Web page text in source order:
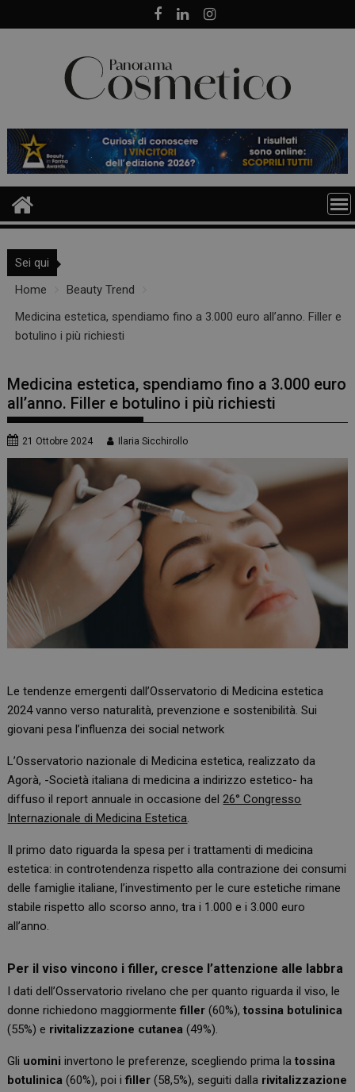
to
Sei qui
Home
Beauty Trend
Medicina estetica, spendiamo fino a 3.000 euro all’anno. Filler e
botulino i più richiesti
Medicina estetica, spendiamo fino a 3.000 euro
all’anno. Filler e botulino i più richiesti
21 Ottobre 2024 Ilaria Sicchirollo
Le tendenze emergenti dall’Osservatorio di Medicina estetica
2024 vanno verso naturalità, prevenzione e sostenibilità. Sui
giovani pesa l’influenza dei social network
L’Osservatorio nazionale di Medicina estetica, realizzato da
Agorà, -Società italiana di medicina a indirizzo estetico- ha
diffuso il report annuale in occasione del26° Congresso
Internazionale di Medicina Estetica.
Il primo dato riguarda la spesa per i trattamenti di medicina
estetica: in controtendenza rispetto alla contrazione dei consumi
delle famiglie italiane, l’investimento per le cure estetiche rimane
stabile rispetto allo scorso anno, tra i 1.000 e i 3.000 euro
all’anno.
Per il viso vincono i filler, cresce l’attenzione alle labbra
I dati dell’Osservatorio rivelano che per quanto riguarda il viso, le
donne richiedono maggiormentefiller (60%),tossina botulinica
(55%) e rivitalizzazione cutanea (49%).
Gli uomini invertono le preferenze, scegliendo prima latossina
botulinica (60%), poi ifiller (58,5%), seguiti dalla rivitalizzazione